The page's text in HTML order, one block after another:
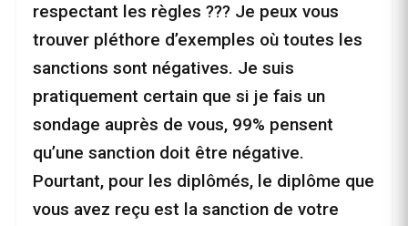
respectant les règles ??? Je peux vous
trouver pléthore d’exemples où toutes les
sanctions sont négatives. Je suis
pratiquement certain que si je fais un
sondage auprès de vous, 99% pensent
qu’une sanction doit être négative.
Pourtant, pour les diplômés, le diplôme que
vous avez reçu est la sanction de votre